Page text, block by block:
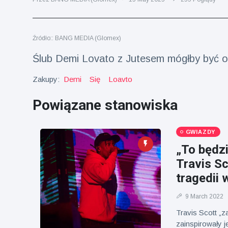
Podróże i przygody
(77)
Najnowsze
'kajdanek'
magika
rozbawiła
publiczność
16 July
192
Poglądy
Konserywiści
świętują
narodziny
pierwszego
tapira
nizinne w
16 July
179
Poglądy
Źródło:: BANG MEDIA (Glomex)
Ślub Demi Lovato z Jutesem mógłby być
Zakupy: Demi Się Loavto
Powiązane stanowiska
GWIAZDY
„To
Travis
tragedii
9 March 2022
Travis Scott
zainspirowały